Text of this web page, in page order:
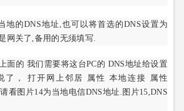
地的DNS地址,也可以将首选的DNS设置为
网关了,备用的无须填写.
面的 我们需要将这台PC的 DNS地址给设置
了， 打开网上邻居 属性 本地连接 属性
看图片14为当地电信DNS地址.图片15,DNS